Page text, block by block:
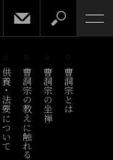
供養・法要について曹洞宗の教えに触れる 曹洞宗の坐禅 曹洞宗とは